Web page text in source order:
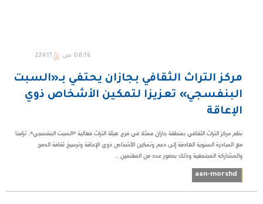
08:16 ص 22411
مركز التراث الثقافي بجازان يحتفي بـ«السبت
البنفسجي» تعزيزا لتمكين الأشخاص ذوي
الإعاقة
نظم مركز التراث الثقافي بمنطقة جازان ممثلا في فرع هيئة التراث فعالية «السبت البنفسجي»، تزامنا
مع المبادرة السنوية الهادفة إلى دعم وتمكين الأشخاص ذوي الإعاقة وترسيخ ثقافة الدمج
والمشاركة المجتمعية وذلك بحضور عدد من المهتمين ...
aan-morshd